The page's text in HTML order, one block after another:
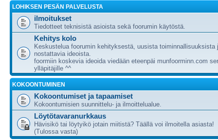
LOHIKSEN PESÄN PALVELUSTA
ilmoitukset
Tiedotteet teknisistä asioista sekä foorumin käytöstä.
Kehitys kolo
Keskustelua foorumin kehityksestä, uusista toiminnallisuuksista
nostattavia ideoista.
foormiin koskevia ideoida viedään eteenpäi munfoorminn.com
ylläpitäjille ^^
KOKOONTUMINEN
Kokoontumiset ja tapaamiset
Kokoontumisien suunnittelu- ja ilmoittelualue.
Löytötavaranurkkaus
Hävisikö tai löytyikö jotain miitistä? Täällä voi ilmoitella asiasta!
(Tulossa vasta)